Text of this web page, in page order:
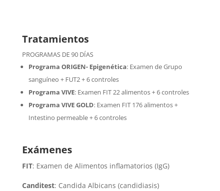
Tratamientos
PROGRAMAS DE 90 DÍAS
Programa ORIGEN- Epigenética:Examen de Grupo
sanguíneo + FUT2 + 6 controles
Programa VIVE: Examen FIT 22 alimentos + 6 controles
Programa VIVE GOLD: Examen FIT 176 alimentos +
Intestino permeable + 6 controles
Exámenes
FIT: Examen de Alimentos inflamatorios (IgG)
Canditest: Candida Albicans (candidiasis)